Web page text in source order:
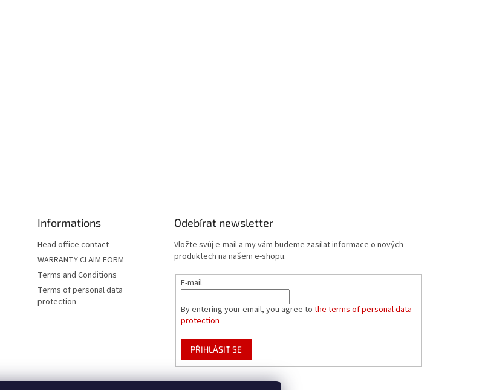
Informations
Head office contact
WARRANTY CLAIM FORM
Terms and Conditions
Terms of personal data
protection
Odebírat newsletter
Vložte svůj e-mail a my vám budeme zasílat informace o nových
produktech na našem e-shopu.
E-mail
By entering your email, you agree tothe terms of personal data
protection
PŘIHLÁSIT SE